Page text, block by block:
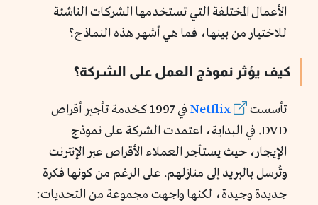
الأعمال المختلفة التي تستخدمها الشركات الناشئة
للاختيار من بينها، فما هي أشهر هذه النماذج؟
كيف يؤثر نموذج العمل على الشركة؟
تأسست Netflix
في 1997 كخدمة تأجير أقراص
DVD. في البداية، اعتمدت الشركة على نموذج
الإيجار، حيث يستأجر العملاء الأقراص عبر الإنترنت
وتُرسل بالبريد إلى منازلهم. على الرغم من كونها فكرة
جديدة وجيدة، لكنها واجهت مجموعة من التحديات: